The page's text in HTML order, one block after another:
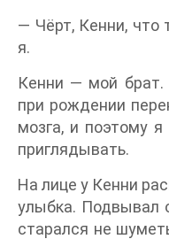
— Чёрт, Кенни, что
я.
Кенни — мой
при рождении
мозга, и поэтому
приглядывать.
На лице у Кенни
улыбка. Подвывал
старался не